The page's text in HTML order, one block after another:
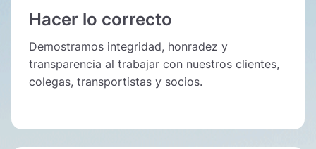
Hacer lo correcto
Demostramos integridad, honradez y
transparencia al trabajar con nuestros clientes,
colegas, transportistas y socios.